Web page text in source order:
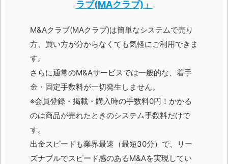
ラブ(MAクラブ)」
M&Aクラブ(MAクラブ)は簡単なシステムで売り
方、買い方が分からなくても気軽にご利用できま
す。
さらに通常のM&Aサービスでは一般的な、着手
金・固定手数料が一切発生しません。
※会員登録・掲載・購入時の手数料0円！かかる
のは商品が売れたときのシステム手数料だけで
す。
出金スピードも業界最速（最短30分）で、リー
ズナブルでスピード感のあるM&Aを実現してい